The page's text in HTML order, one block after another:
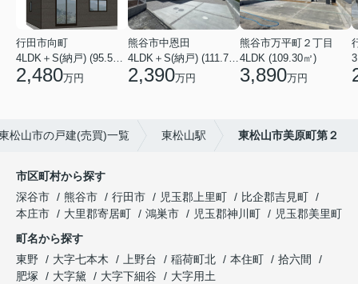
行田市向町
4LDK＋S(納戸) (95.58㎡)
2,480万円
熊谷市中恩田
4LDK＋S(納戸) (111.78㎡)
2,390万円
熊谷市万平町２丁目
4LDK (109.30㎡)
3,890万円
松山市の戸建(売買)一覧 東松山駅 東松山市美原町第２
市区町村から探す
深谷市
熊谷市 行田市 児玉郡上里町
比企郡吉見町
本庄市
大里郡寄居町 鴻巣市 児玉郡神川町
児玉郡美里町
町名から探す
東野
大字七本木 上野台 稲荷町北 本住町
拾六間
肥塚
大字黛 大字下細谷
大字用土